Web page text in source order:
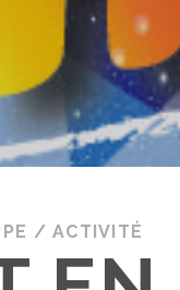
/ACTIVITÉ